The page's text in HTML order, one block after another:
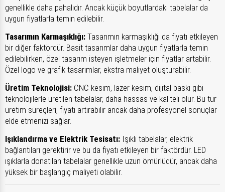
genellikle daha pahalıdır. Ancak küçük boyutlardaki tabelalar da
uygun fiyatlarla temin edilebilir.
Tasarımın Karmaşıklığı: Tasarımın karmaşıklığı da fiyatı etkileyen
bir diğer faktördür. Basit tasarımlar daha uygun fiyatlarla temin
edilebilirken, özel tasarım isteyen işletmeler için fiyatlar artabilir.
Özel logo ve grafik tasarımlar, ekstra maliyet oluşturabilir.
Üretim Teknolojisi: CNC kesim, lazer kesim, dijital baskı gibi
teknolojilerle üretilen tabelalar, daha hassas ve kaliteli olur. Bu tür
üretim süreçleri, fiyatı artırabilir ancak daha profesyonel sonuçlar
elde etmenizi sağlar.
Işıklandırma ve Elektrik Tesisatı: Işıklı tabelalar, elektrik
bağlantıları gerektirir ve bu da fiyatı etkileyen bir faktördür. LED
ışıklarla donatılan tabelalar genellikle uzun ömürlüdür, ancak daha
yüksek bir başlangıç maliyeti olabilir.